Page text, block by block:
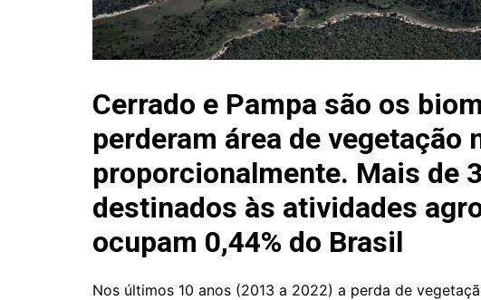
Cerrado e Pampa são os
perderam área de vegetação
proporcionalmente. Mais de
destinados às atividades
ocupam 0,44% do Brasil
Nos últimos 10 anos (2013 a 2022) a perda de